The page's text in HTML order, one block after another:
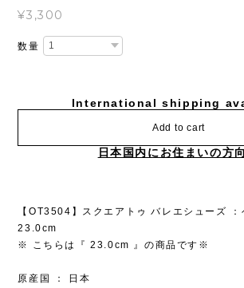
¥3,300
数量
International shipping
Add to cart
日本国内にお住まいの方
【OT3504】スクエアトゥ バレエシューズ ：
23.0cm
※ こちらは『 23.0cm 』の商品です※
原産国 ： 日本